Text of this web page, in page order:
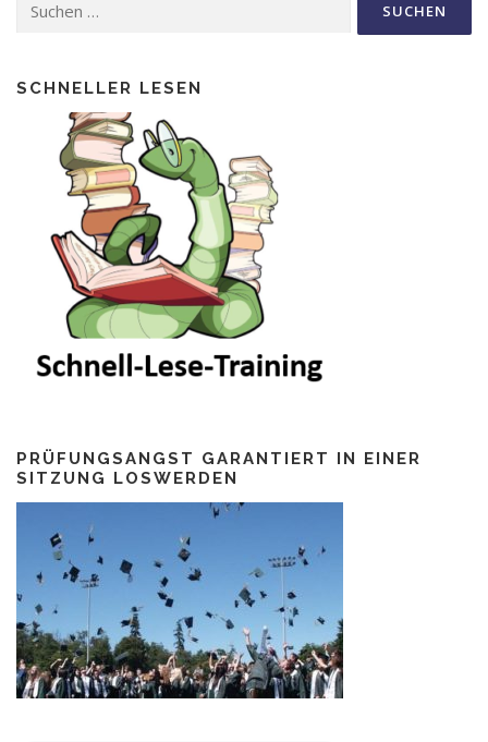
nach:
SCHNELLER LESEN
PRÜFUNGSANGST GARANTIERT IN EINER
SITZUNG LOSWERDEN